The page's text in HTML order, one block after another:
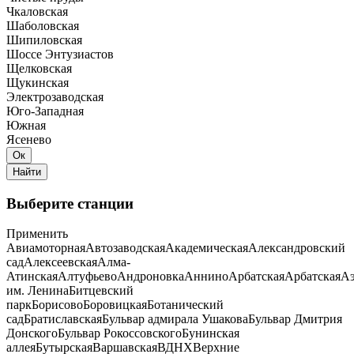
Чкаловская
Шаболовская
Шипиловская
Шоссе Энтузиастов
Щелковская
Щукинская
Электрозаводская
Юго-Западная
Южная
Ясенево
Выберите станции
Применить
АвиамоторнаяАвтозаводскаяАкадемическаяАлександровский
садАлексеевскаяАлма-
АтинскаяАлтуфьевоАндроновкаАнниноАрбатскаяАрбатская
им. ЛенинаБитцевский
паркБорисовоБоровицкаяБотанический
садБратиславскаяБульвар адмирала УшаковаБульвар Дмитрия
ДонскогоБульвар РокоссовскогоБунинская
аллеяБутырскаяВаршавскаяВДНХВерхние